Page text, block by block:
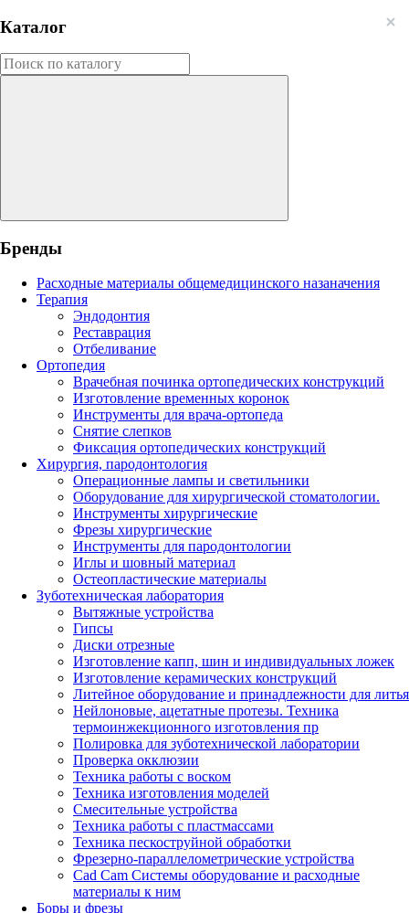
Каталог
Бренды
Расходные материалы общемедицинского назаначения
Терапия
Эндодонтия
Реставрация
Отбеливание
Ортопедия
Врачебная починка ортопедических конструкций
Изготовление временных коронок
Инструменты для врача-ортопеда
Снятие слепков
Фиксация ортопедических конструкций
Хирургия, пародонтология
Операционные лампы и светильники
Оборудование для хирургической стоматологии.
Инструменты хирургические
Фрезы хирургические
Инструменты для пародонтологии
Иглы и шовный материал
Остеопластические материалы
Зуботехническая лаборатория
Вытяжные устройства
Гипсы
Диски отрезные
Изготовление капп, шин и индивидуальных ложек
Изготовление керамических конструкций
Литейное оборудование и принадлежности для литья
Нейлоновые, ацетатные протезы. Техника
термоинжекционного изготовления пр
Полировка для зуботехнической лаборатории
Проверка окклюзии
Техника работы с воском
Техника изготовления моделей
Смесительные устройства
Техника работы с пластмассами
Техника пескоструйной обработки
Фрезерно-параллелометрические устройства
Cad Cam Системы оборудование и расходные
материалы к ним
Боры и фрезы